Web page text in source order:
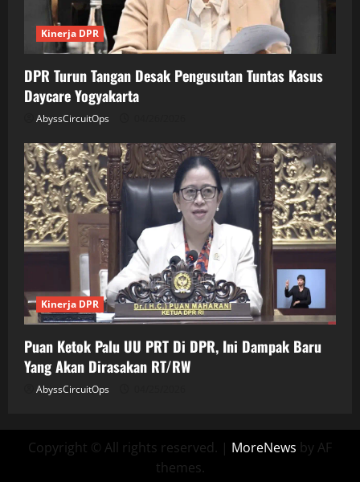
Kinerja DPR
DPR Turun Tangan Desak Pengusutan Tuntas Kasus
Daycare Yogyakarta
AbyssCircuitOps
Kinerja DPR
Puan Ketok Palu UU PRT Di DPR, Ini Dampak Baru
Yang Akan Dirasakan RT/RW
AbyssCircuitOps
Copyright © All rights reserved. | MoreNews by AF
themes.